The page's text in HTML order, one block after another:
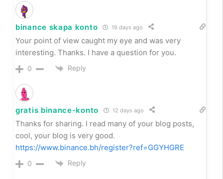
binance skapa konto 19 days ago
Your point of view caught my eye and was very
interesting. Thanks. I have a question for you.
0 Reply
gratis binance-konto 12 days ago
Thanks for sharing. I read many of your blog posts,
cool, your blog is very good.
https://www.binance.bh/register?ref=GGYHGRE
0 Reply